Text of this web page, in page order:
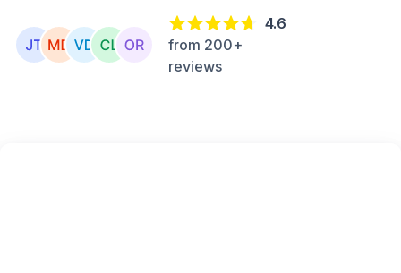
4.6
from 200+
reviews